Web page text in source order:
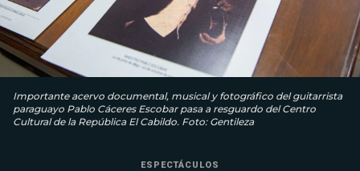
Importante acervo documental, musical y fotográfico del guitarrista
paraguayo Pablo Cáceres Escobar pasa a resguardo del Centro
Cultural de la República El Cabildo. Foto: Gentileza
ESPECTÁCULOS